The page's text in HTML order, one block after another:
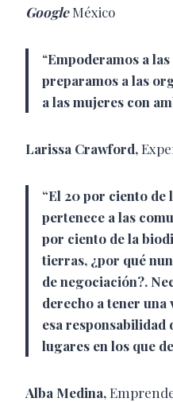
GoogleMéxico
“Empoderamos a
preparamos a las
a las mujeres con
Larissa Crawford,
“El 20 por ciento de
pertenece a las
por ciento de la
tierras, ¿por qué
de negociación?.
derecho a tener una
esa responsabilidad
lugares en los que
Alba Medina,